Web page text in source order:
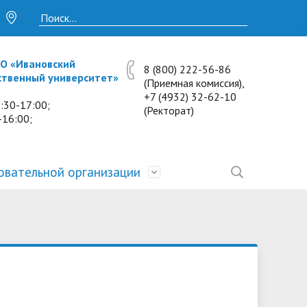
«Ивановский
университет»
17:00;
8 (800) 222-56-86
(Приемная комиссия),
+7 (4932) 32-62-10
(Ректорат)
• Научные журналы
• Разбор олимпиадных заданий
• Иностранным студентам
организации
и
• Материально-техническое